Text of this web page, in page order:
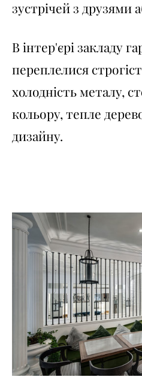
зустрічей з друзями
В інтер'єрі закладу
переплелися
холодність металу,
кольору, тепле
дизайну.